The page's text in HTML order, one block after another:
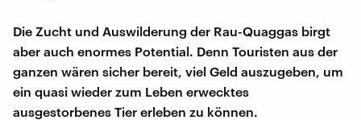
Die Zucht und Auswilderung der Rau-Quaggas birgt
aber auch enormes Potential. Denn Touristen aus der
ganzen wären sicher bereit, viel Geld auszugeben, um
ein quasi wieder zum Leben erwecktes
ausgestorbenes Tier erleben zu können.